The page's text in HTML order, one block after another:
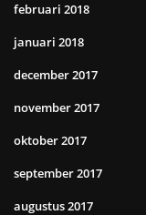
februari 2018
januari 2018
december 2017
november 2017
oktober 2017
september 2017
augustus 2017